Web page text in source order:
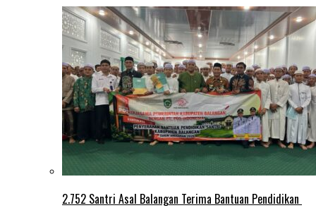
2.752 Santri Asal Balangan Terima Bantuan Pendidikan